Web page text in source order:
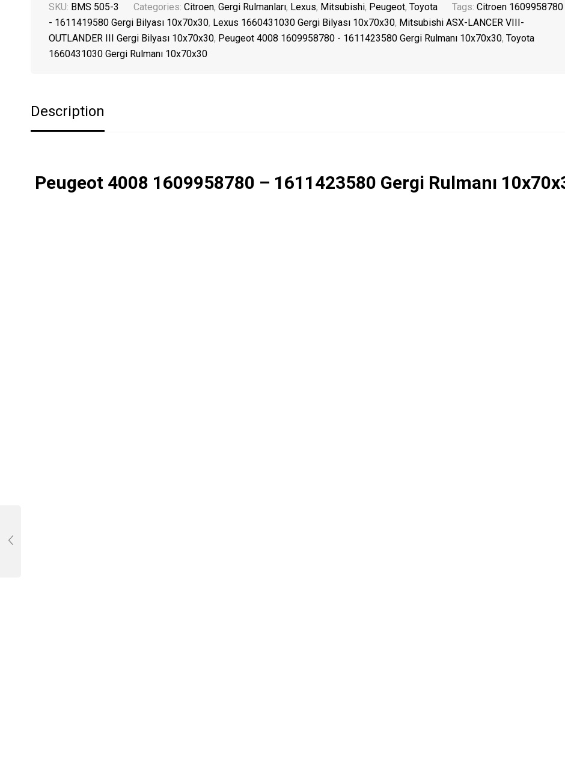
SKU: BMS 505-3 Categories: Citroen, Gergi Rulmanları, Lexus, Mitsubishi, Peugeot, Toyota Tags: Citroen 1609958780
- 1611419580 Gergi Bilyası 10x70x30, Lexus 1660431030 Gergi Bilyası 10x70x30, Mitsubishi ASX-LANCER VIII-
OUTLANDER III Gergi Bilyası 10x70x30, Peugeot 4008 1609958780 - 1611423580 Gergi Rulmanı 10x70x30, Toyota
1660431030 Gergi Rulmanı 10x70x30
Description
Peugeot 4008 1609958780 – 1611423580 Gergi Rulmanı